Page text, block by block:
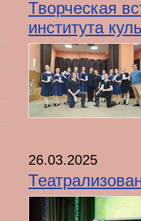
Творческая
института
26.03.2025